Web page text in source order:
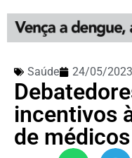
Saúde 24/05/2023
incentivos
de